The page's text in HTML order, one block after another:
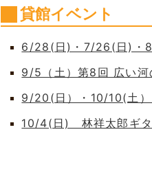
貸館イベント
6/28(日)・7/26(日)・
9/5（土）第8回 広い河
9/20(日）・10/10(土
10/4(日) 林祥太郎ギタ